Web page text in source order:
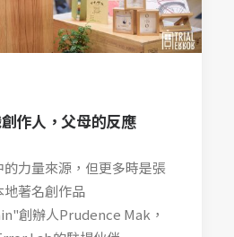
作人，父母的反應
力量來源，但更多時是張
著名創作品
創辦人Prudence Mak，